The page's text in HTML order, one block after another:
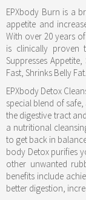
EPXbody Burn is a
appetite and
With over 20 years
is clinically proven
Suppresses
Fast, Shrinks Belly Fat.
EPXbody Detox Cleanse: Our 100% organic, caffeine-free
special blend of
the digestive tract and detoxify
a nutritional
to get back in balance
body Detox purifies
other unwanted
benefits include
better digestion,